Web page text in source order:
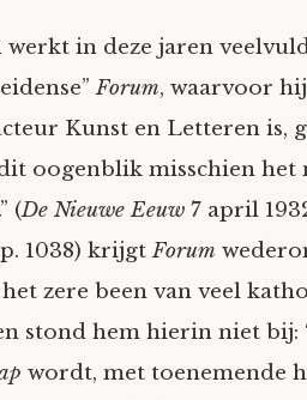
werkt in deze jaren
Forum, waarvoor
Kunst en Letteren is,
oogenblik misschien het
(De Nieuwe Eeuw 7 april
1038) krijgtForum
het zere been van veel
stond hem hierin niet bij:
wordt, met toenemende